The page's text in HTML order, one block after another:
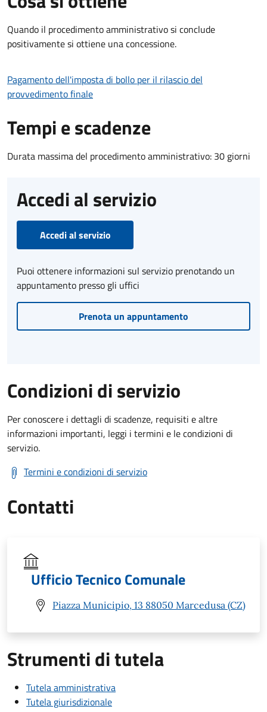
Quando il procedimento amministrativo si conclude
positivamente si ottiene una concessione.
Pagamento dell'imposta di bollo per il rilascio del
provvedimento finale
Tempi e scadenze
Durata massima del procedimento amministrativo: 30 giorni
Accedi al servizio
Accedi al servizio
Puoi ottenere informazioni sul servizio prenotando un
appuntamento presso gli uffici
Prenota un appuntamento
Condizioni di servizio
Per conoscere i dettagli di scadenze, requisiti e altre
informazioni importanti, leggi i termini e le condizioni di
servizio.
Termini e condizioni di servizio
Contatti
Ufficio Tecnico Comunale
Piazza Municipio, 13 88050 Marcedusa (CZ)
Strumenti di tutela
Tutela amministrativa
Tutela giurisdizionale